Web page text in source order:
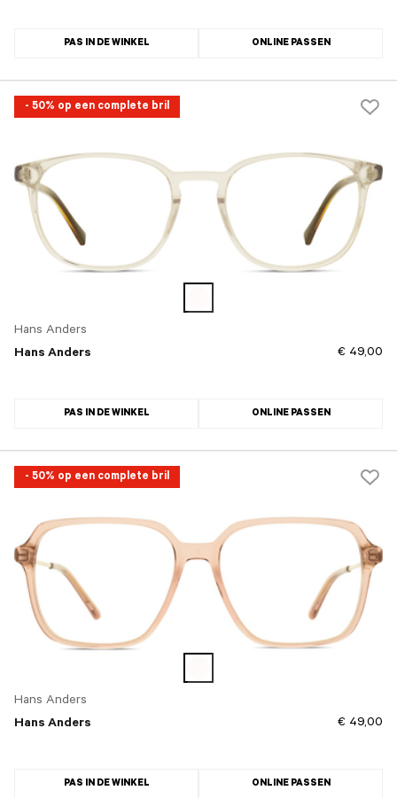
PAS IN DE WINKEL ONLINE PASSEN
- 50% op een complete bril
Hans Anders
Hans Anders
€ 49,00
PAS IN DE WINKEL ONLINE PASSEN
- 50% op een complete bril
Hans Anders
Hans Anders
€ 49,00
PAS IN DE WINKEL ONLINE PASSEN